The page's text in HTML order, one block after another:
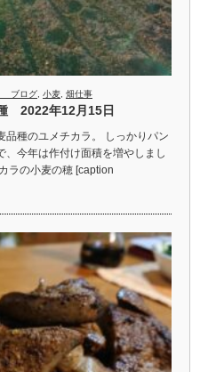
ブログ 小麦 畑仕事
2022年12月15日
品種のユメチカラ。 しっかりパン
、今年は作付け面積を増やしまし
ラの小麦の穂 [caption